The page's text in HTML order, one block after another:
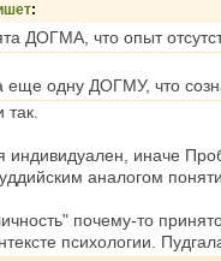
:
ДОГМА, что опыт
одну ДОГМУ, что
иначе
аналогом
почему-то
психологии.